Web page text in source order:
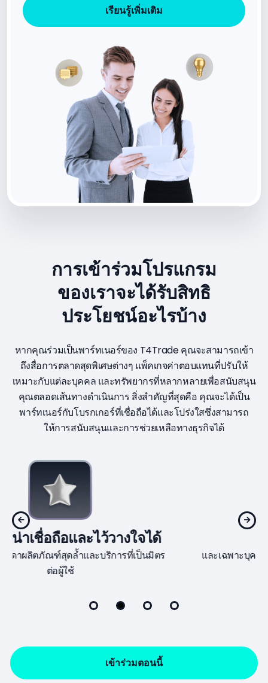
เรียนรู้เพิ่มเติม
การเข้าร่วมโปรแกรม
ของเราจะได้รับสิทธิ
ประโยชน์อะไรบ้าง
หากคุณร่วมเป็นพาร์ทเนอร์ของ T4Trade คุณจะสามารถเข้า
ถึงสื่อการตลาดสุดพิเศษต่างๆ แพ็คเกจค่าตอบแทนที่ปรับให้
เหมาะกับแต่ละบุคคล และทรัพยากรที่หลากหลายเพื่อสนับสนุน
คุณตลอดเส้นทางดำเนินการ สิ่งสำคัญที่สุดคือ คุณจะได้เป็น
พาร์ทเนอร์กับโบรกเกอร์ที่เชื่อถือได้และโปร่งใสซึ่งสามารถ
ให้การสนับสนุนและการช่วยเหลือทางธุรกิจได้
สื่อการตลาดฟรี
และเฉพาะบุคคลเพื่อช่วยคุณในการขยายธุรกิจและเพิ่ม
เข้าร่วมตอนนี้